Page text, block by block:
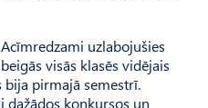
uzlabojušies
visās klasēs vidējais
bija pirmajā semestrī.
konkursos un